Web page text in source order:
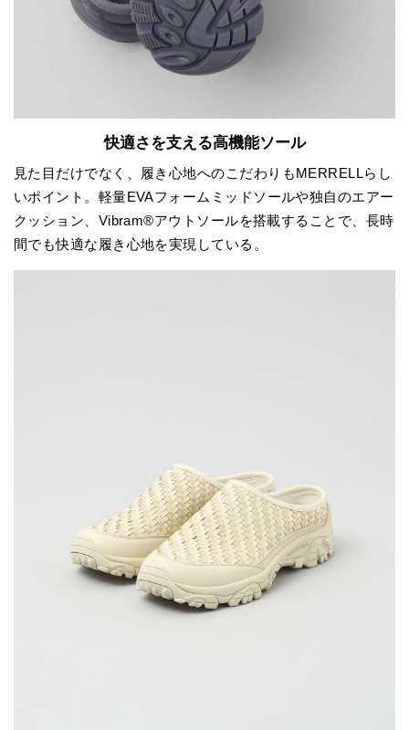
快適さを支える高機能ソール
見た目だけでなく、履き心地へのこだわりもMERRELLらし
いポイント。軽量EVAフォームミッドソールや独自のエアー
クッション、Vibram®アウトソールを搭載することで、長時
間でも快適な履き心地を実現している。